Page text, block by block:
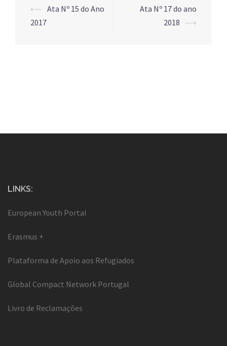
Post
navigation
⟵ Ata Nº 15 do Ano
2017
Ata Nº 17 do ano
2018 ⟶
LINKS:
European Youth Portal
Erasmus +
Plataforma de Apoio aos Refugiados
Global Compact Network Portugal
Livro de Reclamações